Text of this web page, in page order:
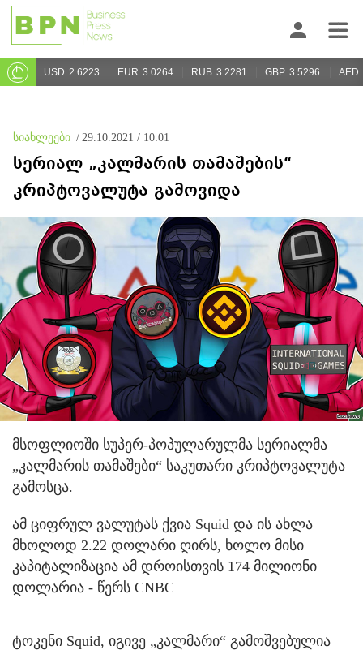
USD 2.6223 EUR 3.0264 RUB 3.2281 GBP 3.5296 AED
სიახლეები / 29.10.2021 / 10:01
სერიალ „კალმარის თამაშების“
კრიპტოვალუტა გამოვიდა
მსოფლიოში სუპერ-პოპულარულმა სერიალმა
„კალმარის თამაშები“ საკუთარი კრიპტოვალუტა
გამოსცა.
ამ ციფრულ ვალუტას ქვია Squid და ის ახლა
მხოლოდ 2.22 დოლარი ღირს, ხოლო მისი
კაპიტალიზაცია ამ დროისთვის 174 მილიონი
დოლარია - წერს CNBC
ტოკენი Squid, იგივე „კალმარი“ გამოშვებულია